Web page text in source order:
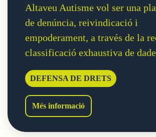
Altaveu Autisme vol ser una
de denúncia, reivindicació i
empoderament, a través de la
classificació exhaustiva de
DEFENSA DE DRETS
Més informacióAltaveu Autisme